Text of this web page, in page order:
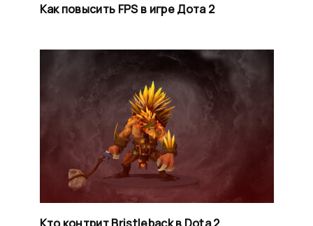
Как повысить FPS в игре Дота 2
Кто контрит Bristleback в Dota 2